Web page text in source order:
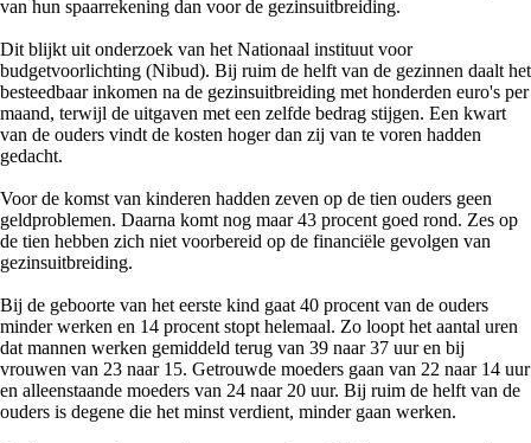
van hun spaarrekening dan voor de gezinsuitbreiding.
Dit blijkt uit onderzoek van het Nationaal instituut voor
budgetvoorlichting (Nibud). Bij ruim de helft van de gezinnen daalt het
besteedbaar inkomen na de gezinsuitbreiding met honderden euro's per
maand, terwijl de uitgaven met een zelfde bedrag stijgen. Een kwart
van de ouders vindt de kosten hoger dan zij van te voren hadden
gedacht.
Voor de komst van kinderen hadden zeven op de tien ouders geen
geldproblemen. Daarna komt nog maar 43 procent goed rond. Zes op
de tien hebben zich niet voorbereid op de financiële gevolgen van
gezinsuitbreiding.
Bij de geboorte van het eerste kind gaat 40 procent van de ouders
minder werken en 14 procent stopt helemaal. Zo loopt het aantal uren
dat mannen werken gemiddeld terug van 39 naar 37 uur en bij
vrouwen van 23 naar 15. Getrouwde moeders gaan van 22 naar 14 uur
en alleenstaande moeders van 24 naar 20 uur. Bij ruim de helft van de
ouders is degene die het minst verdient, minder gaan werken.